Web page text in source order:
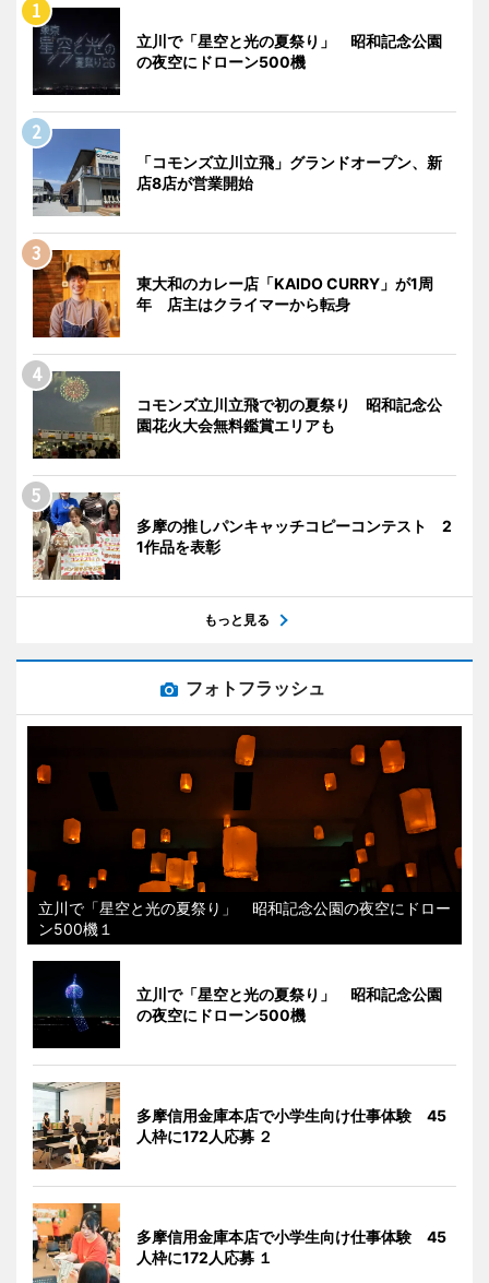
立川で「星空と光の夏祭り」 昭和記念公園
の夜空にドローン500機
「コモンズ立川立飛」グランドオープン、新
店8店が営業開始
東大和のカレー店「KAIDO CURRY」が1周
年 店主はクライマーから転身
コモンズ立川立飛で初の夏祭り 昭和記念公
園花火大会無料鑑賞エリアも
多摩の推しパンキャッチコピーコンテスト 2
1作品を表彰
もっと見る
フォトフラッシュ
立川で「星空と光の夏祭り」 昭和記念公園の夜空にドロー
ン500機１
立川で「星空と光の夏祭り」 昭和記念公園
の夜空にドローン500機
多摩信用金庫本店で小学生向け仕事体験 45
人枠に172人応募 ２
多摩信用金庫本店で小学生向け仕事体験 45
人枠に172人応募 １